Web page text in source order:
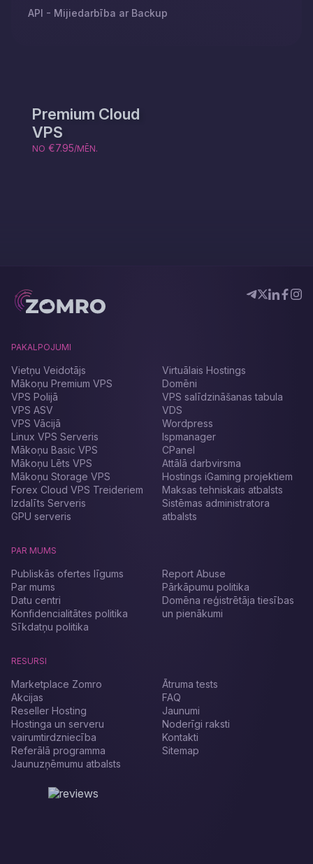
API - Mijiedarbība ar Backup
Premium Cloud
VPS
NO €7.95/MĒN.
PAKALPOJUMI
Vietņu Veidotājs
Mākoņu Premium VPS
VPS Polijā
VPS ASV
VPS Vācijā
Linux VPS Serveris
Mākoņu Basic VPS
Mākoņu Lēts VPS
Mākoņu Storage VPS
Forex Cloud VPS Treideriem
Izdalīts Serveris
GPU serveris
Virtuālais Hostings
Domēni
VPS salīdzināšanas tabula
VDS
Wordpress
Ispmanager
CPanel
Attālā darbvirsma
Hostings iGaming projektiem
Maksas tehniskais atbalsts
Sistēmas administratora
atbalsts
PAR MUMS
Publiskās ofertes līgums
Par mums
Datu centri
Konfidencialitātes politika
Sīkdatņu politika
Report Abuse
Pārkāpumu politika
Domēna reģistrētāja tiesības
un pienākumi
RESURSI
Marketplace Zomro
Akcijas
Reseller Hosting
Hostinga un serveru
vairumtirdzniecība
Referālā programma
Jaunuzņēmumu atbalsts
Ātruma tests
FAQ
Jaunumi
Noderīgi raksti
Kontakti
Sitemap